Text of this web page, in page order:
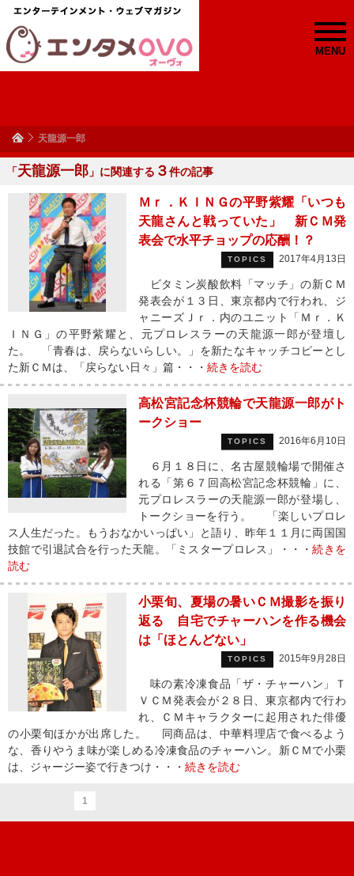
MENU
天龍源一郎
「天龍源一郎 」に関連する ３件の記事
Ｍｒ．ＫＩＮＧの平野紫耀「いつも
天龍さんと戦っていた」 新ＣＭ発
表会で水平チョップの応酬！？
TOPICS 2017年4月13日
ビタミン炭酸飲料「マッチ」の新ＣＭ
発表会が１３日、東京都内で行われ、ジ
ャニーズＪｒ．内のユニット「Ｍｒ．Ｋ
ＩＮＧ」の平野紫耀と、元プロレスラーの天龍源一郎が登壇し
た。 「青春は、戻らないらしい。」を新たなキャッチコピーとし
た新ＣＭは、「戻らない日々」篇・・・ 続きを読む
高松宮記念杯競輪で天龍源一郎がト
ークショー
TOPICS 2016年6月10日
６月１８日に、名古屋競輪場で開催さ
れる「第６７回高松宮記念杯競輪」に、
元プロレスラーの天龍源一郎が登場し、
トークショーを行う。 「楽しいプロレ
ス人生だった。もうおなかいっぱい」と語り、昨年１１月に両国国
技館で引退試合を行った天龍。「ミスタープロレス」・・・続きを
読む
小栗旬、夏場の暑いＣＭ撮影を振り
返る 自宅でチャーハンを作る機会
は「ほとんどない」
TOPICS 2015年9月28日
味の素冷凍食品「ザ・チャーハン」Ｔ
ＶＣＭ発表会が２８日、東京都内で行わ
れ、ＣＭキャラクターに起用された俳優
の小栗旬ほかが出席した。 同商品は、中華料理店で食べるよう
な、香りやうま味が楽しめる冷凍食品のチャーハン。新ＣＭで小栗
は、ジャージー姿で行きつけ・・・ 続きを読む
1